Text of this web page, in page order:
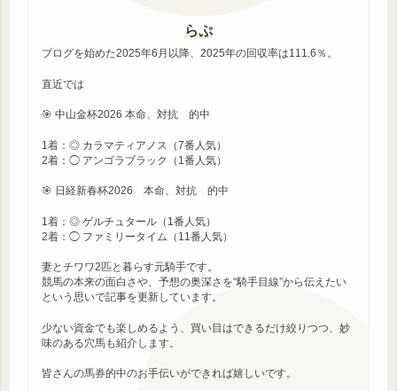
らぷ
ブログを始めた2025年6月以降、2025年の回収率は111.6％。
直近では
🎯 中山金杯2026 本命、対抗 的中
1着：◎ カラマティアノス（7番人気）
2着：◯ アンゴラブラック（1番人気）
🎯 日経新春杯2026 本命、対抗 的中
1着：◎ ゲルチュタール（1番人気）
2着：◯ ファミリータイム（11番人気）
妻とチワワ2匹と暮らす元騎手です。
競馬の本来の面白さや、予想の奥深さを“騎手目線”から伝えたい
という思いで記事を更新しています。
少ない資金でも楽しめるよう、買い目はできるだけ絞りつつ、妙
味のある穴馬も紹介します。
皆さんの馬券的中のお手伝いができれば嬉しいです。